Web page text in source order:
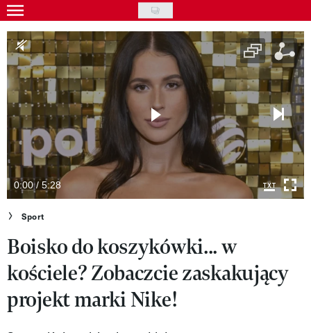
Skip
to
main
content
Gwiazdy
Ludzie
Moda
Uroda
Styl życia
Kultura
Wideo
Nasze akcje
VIVA!ART
VIVA!MODA
0:00 / 5:28
Sport
Boisko do koszykówki... w
kościele? Zobaczcie zaskakujący
projekt marki Nike!